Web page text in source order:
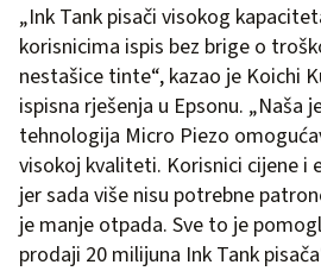
„Ink Tank pisači visokog
korisnicima ispis bez brige o
nestašice tinte“, kazao je Koichi
ispisna rješenja u Epsonu. „Naša
tehnologija Micro Piezo
visokoj kvaliteti. Korisnici cijene i
jer sada više nisu potrebne
je manje otpada. Sve to je
prodaji 20 milijuna Ink Tank